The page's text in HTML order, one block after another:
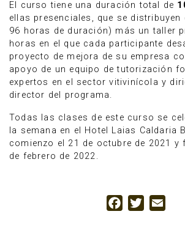
El curso tiene una duración total de
ellas presenciales, que se
96 horas de duración) más un taller
horas en el que cada participante
proyecto de mejora de su empresa
apoyo de un equipo de tutorización
expertos en el sector vitivinícola y
director del programa.
Todas las clases de este curso se
la semana en el Hotel Laias Caldaria
comienzo el 21 de octubre de 2021 y
de febrero de 2022.
Facebook
Twitter